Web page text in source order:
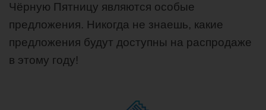
Чёрную Пятницу являются особые
предложения. Никогда не знаешь, какие
предложения будут доступны на распродаже
в этому году!